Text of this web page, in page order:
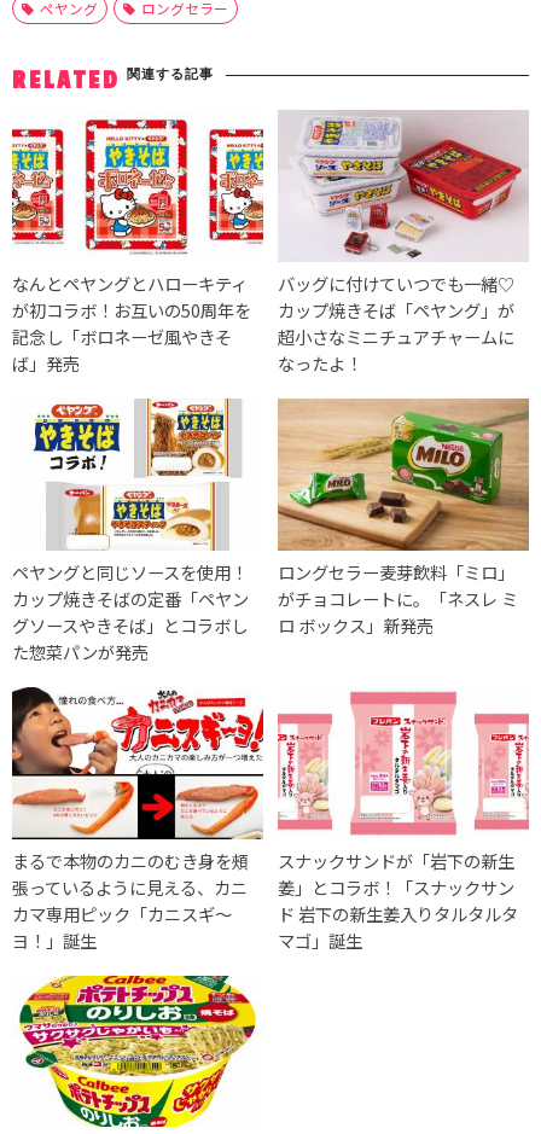
ペヤング ロングセラー
RELATED 関連する記事
なんとペヤングとハローキティ
が初コラボ！お互いの50周年を
記念し「ボロネーゼ風やきそ
ば」発売
バッグに付けていつでも一緒♡
カップ焼きそば「ペヤング」が
超小さなミニチュアチャームに
なったよ！
ペヤングと同じソースを使用！
カップ焼きそばの定番「ペヤン
グソースやきそば」とコラボし
た惣菜パンが発売
ロングセラー麦芽飲料「ミロ」
がチョコレートに。「ネスレ ミ
ロ ボックス」新発売
まるで本物のカニのむき身を頰
張っているように見える、カニ
カマ専用ピック「カニスギ～
ヨ！」誕生
スナックサンドが「岩下の新生
姜」とコラボ！「スナックサン
ド 岩下の新生姜入りタルタルタ
マゴ」誕生